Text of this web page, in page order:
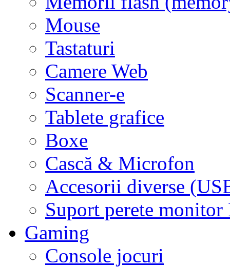
Mouse
Tastaturi
Camere Web
Scanner-e
Tablete grafice
Boxe
Cască & Microfon
Accesorii diverse
Suport perete
Gaming
Console jocuri